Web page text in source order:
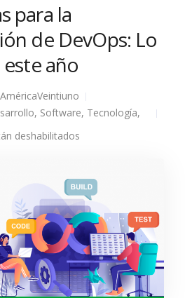
para la
de DevOps: Lo
año
AméricaVeintiuno
, Software, Tecnología,
deshabilitados